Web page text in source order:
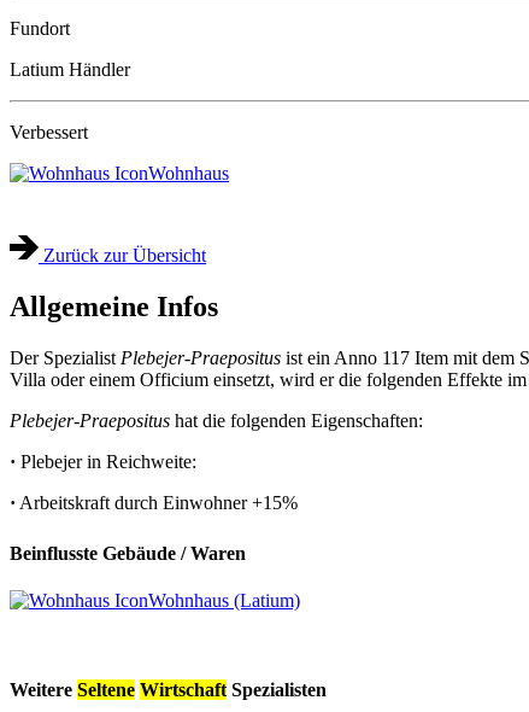
Fundort
Latium Händler
Verbessert
Wohnhaus
Zurück zur Übersicht
Allgemeine Infos
Der Spezialist Plebejer-Praepositus ist ein Anno 117 Item mit dem
Villa oder einem Officium einsetzt, wird er die folgenden Effekte im
Plebejer-Praepositus hat die folgenden Eigenschaften:
· Plebejer in Reichweite:
· Arbeitskraft durch Einwohner +15%
Beinflusste Gebäude / Waren
Wohnhaus (Latium)
Weitere Seltene Wirtschaft Spezialisten